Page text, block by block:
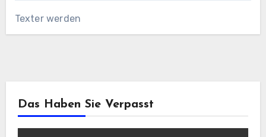
Texter werden
Das Haben Sie Verpasst